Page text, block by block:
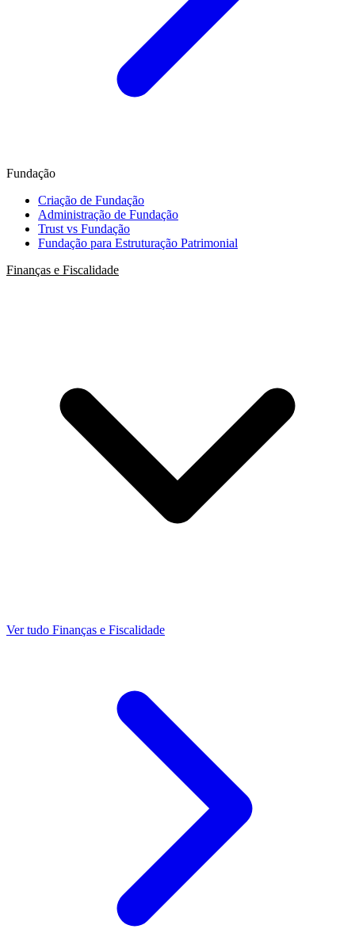
Fundação
Criação de Fundação
Administração de Fundação
Trust vs Fundação
Fundação para Estruturação Patrimonial
Finanças e Fiscalidade
Ver tudo Finanças e Fiscalidade